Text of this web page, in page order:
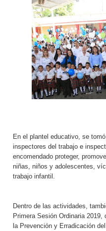
En el plantel educativo, se
inspectores del trabajo e
encomendado proteger,
niñas, niños y adolescentes,
trabajo infantil.
Dentro de las actividades,
Primera Sesión Ordinaria
la Prevención y Erradicación